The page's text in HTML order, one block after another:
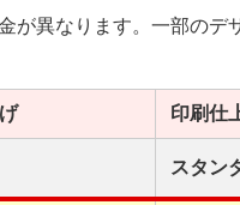
が異なります。一部のデ
印刷仕
スタン